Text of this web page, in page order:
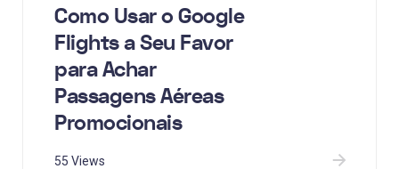
Como Usar o Google
Flights a Seu Favor
para Achar
Passagens Aéreas
Promocionais
55 Views